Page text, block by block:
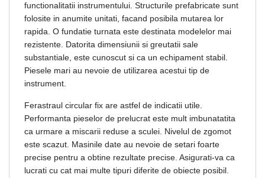
functionalitatii instrumentului. Structurile prefabricate sunt
folosite in anumite unitati, facand posibila mutarea lor
rapida. O fundatie turnata este destinata modelelor mai
rezistente. Datorita dimensiunii si greutatii sale
substantiale, este cunoscut si ca un echipament stabil.
Piesele mari au nevoie de utilizarea acestui tip de
instrument.
Ferastraul circular fix are astfel de indicatii utile.
Performanta pieselor de prelucrat este mult imbunatatita
ca urmare a miscarii reduse a sculei. Nivelul de zgomot
este scazut. Masinile date au nevoie de setari foarte
precise pentru a obtine rezultate precise. Asigurati-va ca
lucrati cu cat mai multe tipuri diferite de obiecte posibil.